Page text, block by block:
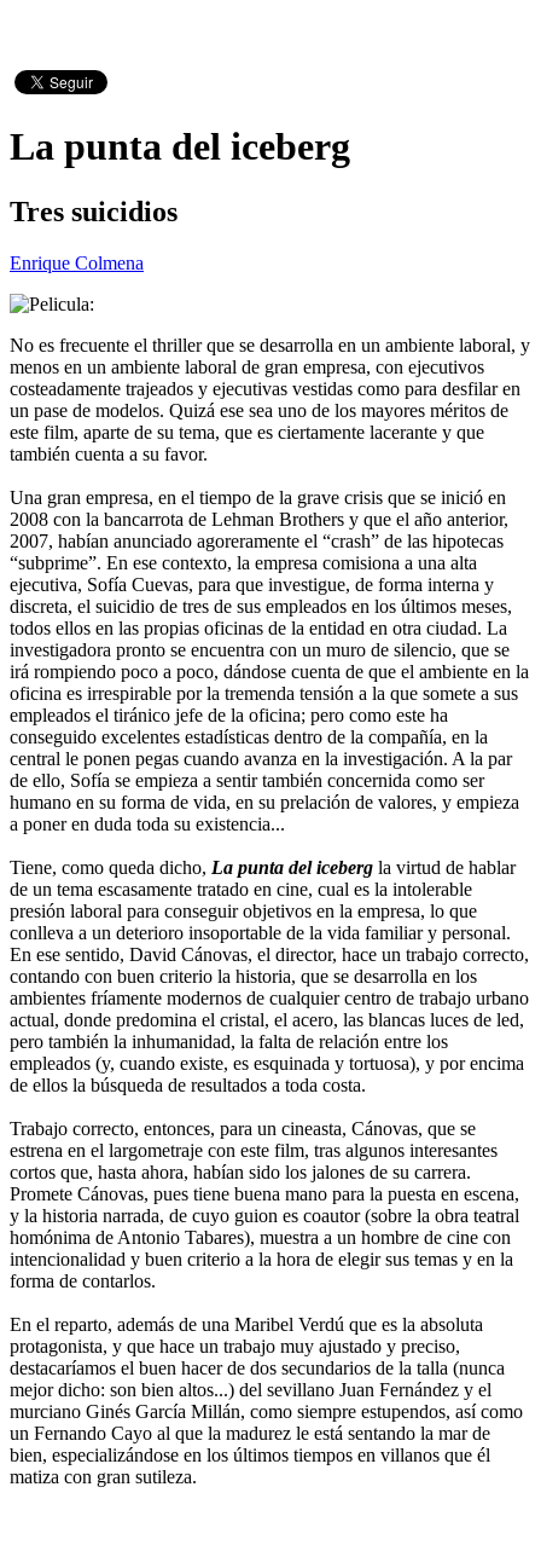
La punta del iceberg
Tres suicidios
Enrique Colmena
No es frecuente el thriller que se desarrolla en un ambiente laboral, y
menos en un ambiente laboral de gran empresa, con ejecutivos
costeadamente trajeados y ejecutivas vestidas como para desfilar en
un pase de modelos. Quizá ese sea uno de los mayores méritos de
este film, aparte de su tema, que es ciertamente lacerante y que
también cuenta a su favor.
Una gran empresa, en el tiempo de la grave crisis que se inició en
2008 con la bancarrota de Lehman Brothers y que el año anterior,
2007, habían anunciado agoreramente el “crash” de las hipotecas
“subprime”. En ese contexto, la empresa comisiona a una alta
ejecutiva, Sofía Cuevas, para que investigue, de forma interna y
discreta, el suicidio de tres de sus empleados en los últimos meses,
todos ellos en las propias oficinas de la entidad en otra ciudad. La
investigadora pronto se encuentra con un muro de silencio, que se
irá rompiendo poco a poco, dándose cuenta de que el ambiente en la
oficina es irrespirable por la tremenda tensión a la que somete a sus
empleados el tiránico jefe de la oficina; pero como este ha
conseguido excelentes estadísticas dentro de la compañía, en la
central le ponen pegas cuando avanza en la investigación. A la par
de ello, Sofía se empieza a sentir también concernida como ser
humano en su forma de vida, en su prelación de valores, y empieza
a poner en duda toda su existencia...
Tiene, como queda dicho, La punta del iceberg la virtud de hablar
de un tema escasamente tratado en cine, cual es la intolerable
presión laboral para conseguir objetivos en la empresa, lo que
conlleva a un deterioro insoportable de la vida familiar y personal.
En ese sentido, David Cánovas, el director, hace un trabajo correcto,
contando con buen criterio la historia, que se desarrolla en los
ambientes fríamente modernos de cualquier centro de trabajo urbano
actual, donde predomina el cristal, el acero, las blancas luces de led,
pero también la inhumanidad, la falta de relación entre los
empleados (y, cuando existe, es esquinada y tortuosa), y por encima
de ellos la búsqueda de resultados a toda costa.
Trabajo correcto, entonces, para un cineasta, Cánovas, que se
estrena en el largometraje con este film, tras algunos interesantes
cortos que, hasta ahora, habían sido los jalones de su carrera.
Promete Cánovas, pues tiene buena mano para la puesta en escena,
y la historia narrada, de cuyo guion es coautor (sobre la obra teatral
homónima de Antonio Tabares), muestra a un hombre de cine con
intencionalidad y buen criterio a la hora de elegir sus temas y en la
forma de contarlos.
En el reparto, además de una Maribel Verdú que es la absoluta
protagonista, y que hace un trabajo muy ajustado y preciso,
destacaríamos el buen hacer de dos secundarios de la talla (nunca
mejor dicho: son bien altos...) del sevillano Juan Fernández y el
murciano Ginés García Millán, como siempre estupendos, así como
un Fernando Cayo al que la madurez le está sentando la mar de
bien, especializándose en los últimos tiempos en villanos que él
matiza con gran sutileza.